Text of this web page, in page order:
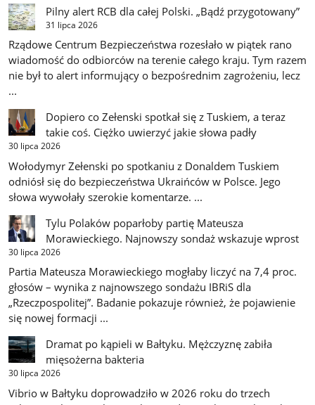
Pilny alert RCB dla całej Polski. „Bądź przygotowany”
31 lipca 2026
Rządowe Centrum Bezpieczeństwa rozesłało w piątek rano
wiadomość do odbiorców na terenie całego kraju. Tym razem
nie był to alert informujący o bezpośrednim zagrożeniu, lecz
...
Dopiero co Zełenski spotkał się z Tuskiem, a teraz
takie coś. Ciężko uwierzyć jakie słowa padły
30 lipca 2026
Wołodymyr Zełenski po spotkaniu z Donaldem Tuskiem
odniósł się do bezpieczeństwa Ukraińców w Polsce. Jego
słowa wywołały szerokie komentarze. ...
Tylu Polaków poparłoby partię Mateusza
Morawieckiego. Najnowszy sondaż wskazuje wprost
30 lipca 2026
Partia Mateusza Morawieckiego mogłaby liczyć na 7,4 proc.
głosów – wynika z najnowszego sondażu IBRiS dla
„Rzeczpospolitej”. Badanie pokazuje również, że pojawienie
się nowej formacji ...
Dramat po kąpieli w Bałtyku. Mężczyznę zabiła
mięsożerna bakteria
30 lipca 2026
Vibrio w Bałtyku doprowadziło w 2026 roku do trzech